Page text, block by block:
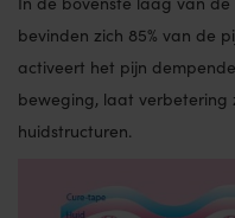
bevinden zich 85% van de
activeert het pijn
beweging, laat verbetering
huidstructuren.